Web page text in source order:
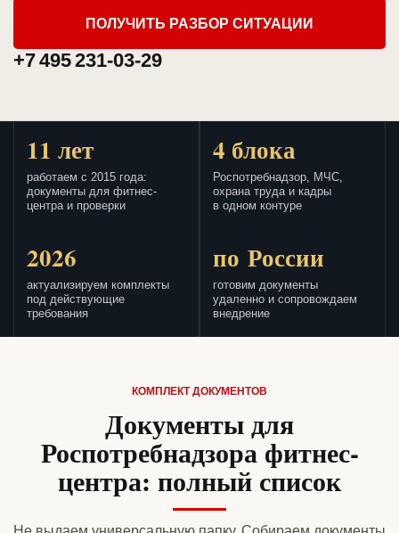
ПОЛУЧИТЬ РАЗБОР СИТУАЦИИ
+7 495 231-03-29
11 лет
работаем с 2015 года:
документы для фитнес-
центра и проверки
4 блока
Роспотребнадзор, МЧС,
охрана труда и кадры
в одном контуре
2026
актуализируем комплекты
под действующие
требования
по России
готовим документы
удаленно и сопровождаем
внедрение
КОМПЛЕКТ ДОКУМЕНТОВ
Документы для
Роспотребнадзора фитнес-
центра: полный список